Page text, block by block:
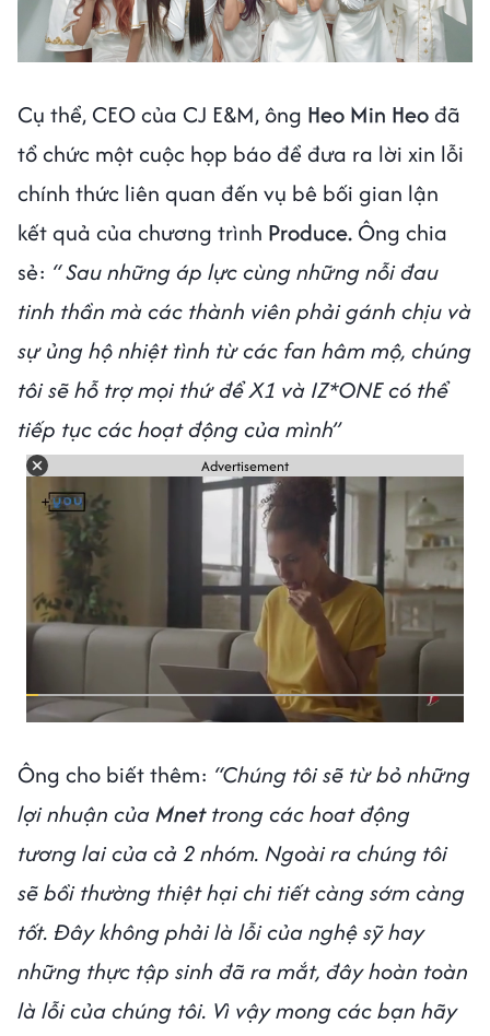
Cụ thể, CEO của CJ E&M, ông Heo Min Heođã
tổ chức một cuộc họp báo để đưa ra lời xin lỗi
chính thức liên quan đến vụ bê bối gian lận
kết quả của chương trình Produce. Ông chia
sẻ: “ Sau những áp lực cùng những nỗi đau
tinh thần mà các thành viên phải gánh chịu và
sự ủng hộ nhiệt tình từ các fan hâm mộ, chúng
tôi sẽ hỗ trợ mọi thứ để X1 và IZ*ONE có thể
tiếp tục các hoạt động của mình”
Advertisement
Ông cho biết thêm: “Chúng tôi sẽ từ bỏ những
lợi nhuận củaMnettrong các hoat động
tương lai của cả 2 nhóm. Ngoài ra chúng tôi
sẽ bồi thường thiệt hại chi tiết càng sớm càng
tốt. Đây không phải là lỗi của nghệ sỹ hay
những thực tập sinh đã ra mắt, đây hoàn toàn
là lỗi của chúng tôi. Vì vậy mong các bạn hãy